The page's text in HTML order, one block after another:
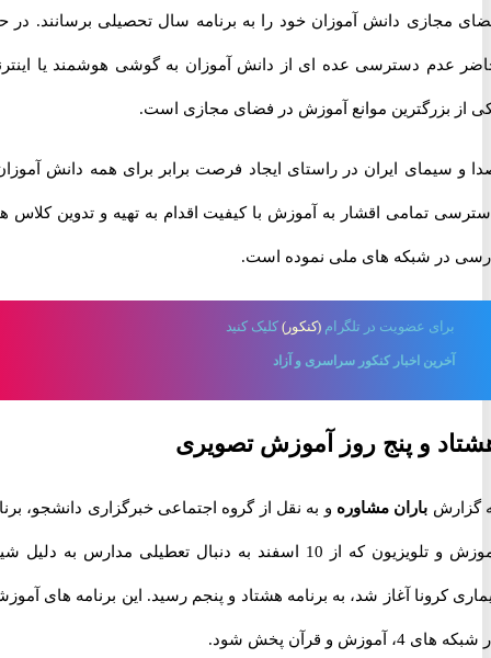
دانش آموزان خود را به برنامه سال تحصیلی برسانند. در حال
عدم دسترسی عده ای از دانش آموزان به گوشی هوشمند یا اینترنت
بزرگترین موانع آموزش در فضای مجازی است.
سیمای ایران در راستای ایجاد فرصت برابر برای همه دانش آموزان و
تمامی اقشار به آموزش با کیفیت اقدام به تهیه و تدوین کلاس های
در شبکه های ملی نموده است.
عضویت در تلگرام(کنکور)کلیک کنید
آخرین اخبار کنکور سراسری و آزاد
و پنج روز آموزش تصویری
باران مشاورهو به نقل از گروه اجتماعی خبرگزاری دانشجو، برنامه
آموزش و تلویزیون که از 10 اسفند به دنبال تعطیلی مدارس به دلیل شیوع
کرونا آغاز شد، به برنامه هشتاد و پنجم رسید. این برنامه های آموزشی
و قرآن پخش شود.